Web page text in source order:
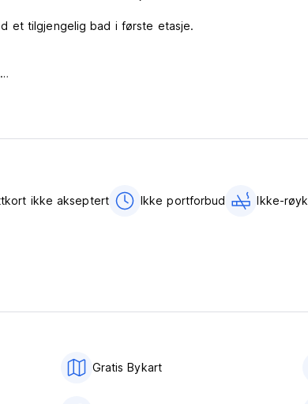
et tilgjengelig bad i første etasje.
ikke akseptert Ikke portforbud Ikke-røyk
Gratis Bykart